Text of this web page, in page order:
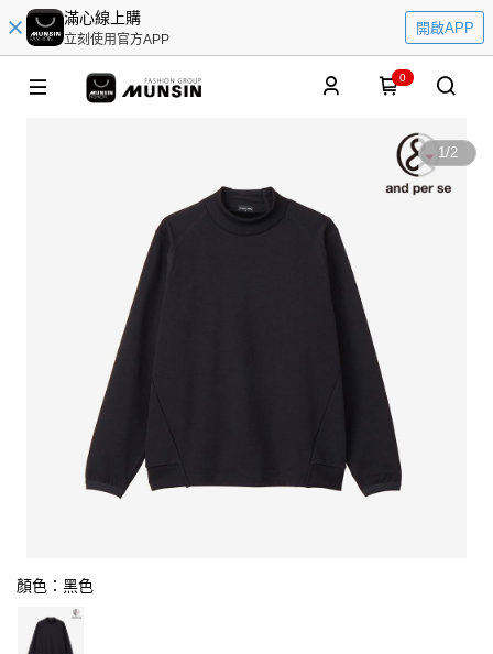
滿心線上購
立刻使用官方APP
開啟APP
0
1/2
顏色：黑色